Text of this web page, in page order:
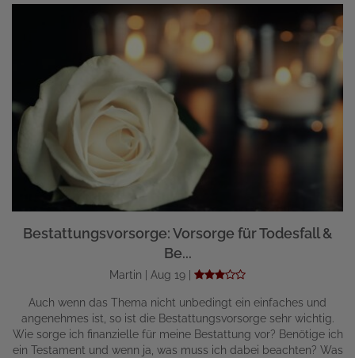
Bestattungsvorsorge: Vorsorge für Todesfall &
Be...
Martin | Aug 19 |
Auch wenn das Thema nicht unbedingt ein einfaches und
angenehmes ist, so ist die Bestattungsvorsorge sehr wichtig.
Wie sorge ich finanzielle für meine Bestattung vor? Benötige ich
ein Testament und wenn ja, was muss ich dabei beachten? Was